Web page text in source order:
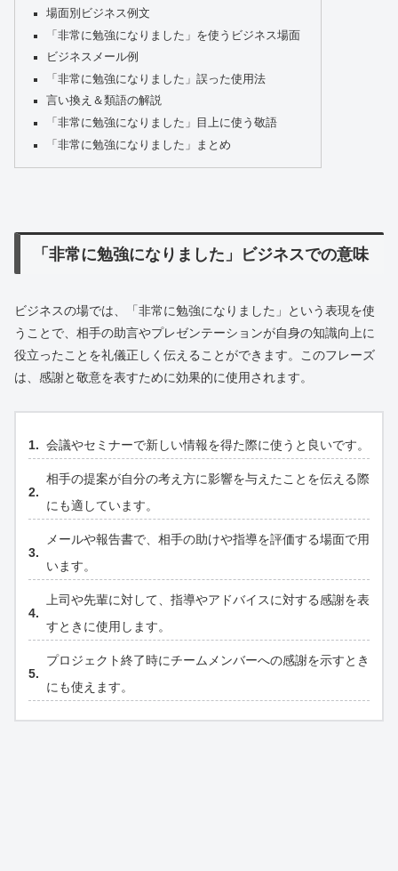
場面別ビジネス例文
「非常に勉強になりました」を使うビジネス場面
ビジネスメール例
「非常に勉強になりました」誤った使用法
言い換え＆類語の解説
「非常に勉強になりました」目上に使う敬語
「非常に勉強になりました」まとめ
「非常に勉強になりました」ビジネスでの意味
ビジネスの場では、「非常に勉強になりました」という表現を使
うことで、相手の助言やプレゼンテーションが自身の知識向上に
役立ったことを礼儀正しく伝えることができます。このフレーズ
は、感謝と敬意を表すために効果的に使用されます。
会議やセミナーで新しい情報を得た際に使うと良いです。
相手の提案が自分の考え方に影響を与えたことを伝える際
にも適しています。
メールや報告書で、相手の助けや指導を評価する場面で用
います。
上司や先輩に対して、指導やアドバイスに対する感謝を表
すときに使用します。
プロジェクト終了時にチームメンバーへの感謝を示すとき
にも使えます。